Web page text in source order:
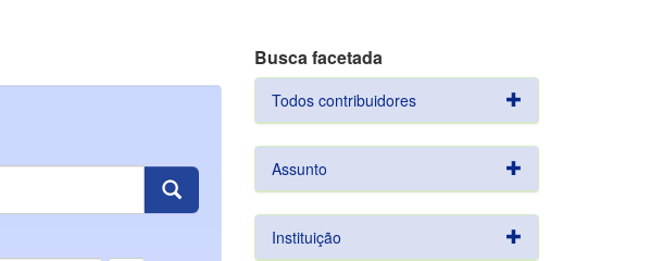
Busca facetada
Todos contribuidores
Assunto
Instituição